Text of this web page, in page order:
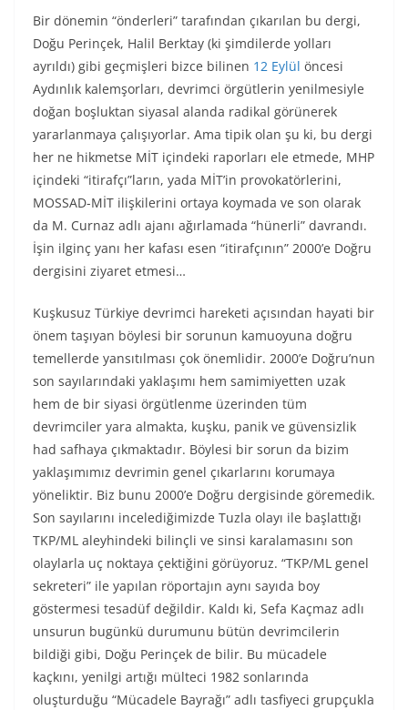
Bir dönemin “önderleri” tarafından çıkarılan bu dergi,
Doğu Perinçek, Halil Berktay (ki şimdilerde yolları
ayrıldı) gibi geçmişleri bizce bilinen 12 Eylül öncesi
Aydınlık kalemşorları, devrimci örgütlerin yenilmesiyle
doğan boşluktan siyasal alanda radikal görünerek
yararlanmaya çalışıyorlar. Ama tipik olan şu ki, bu dergi
her ne hikmetse MİT içindeki raporları ele etmede, MHP
içindeki “itirafçı”ların, yada MİT’in provokatörlerini,
MOSSAD-MİT ilişkilerini ortaya koymada ve son olarak
da M. Curnaz adlı ajanı ağırlamada “hünerli” davrandı.
İşin ilginç yanı her kafası esen “itirafçının” 2000’e Doğru
dergisini ziyaret etmesi…
Kuşkusuz Türkiye devrimci hareketi açısından hayati bir
önem taşıyan böylesi bir sorunun kamuoyuna doğru
temellerde yansıtılması çok önemlidir. 2000’e Doğru’nun
son sayılarındaki yaklaşımı hem samimiyetten uzak
hem de bir siyasi örgütlenme üzerinden tüm
devrimciler yara almakta, kuşku, panik ve güvensizlik
had safhaya çıkmaktadır. Böylesi bir sorun da bizim
yaklaşımımız devrimin genel çıkarlarını korumaya
yöneliktir. Biz bunu 2000’e Doğru dergisinde göremedik.
Son sayılarını incelediğimizde Tuzla olayı ile başlattığı
TKP/ML aleyhindeki bilinçli ve sinsi karalamasını son
olaylarla uç noktaya çektiğini görüyoruz. “TKP/ML genel
sekreteri” ile yapılan röportajın aynı sayıda boy
göstermesi tesadüf değildir. Kaldı ki, Sefa Kaçmaz adlı
unsurun bugünkü durumunu bütün devrimcilerin
bildiği gibi, Doğu Perinçek de bilir. Bu mücadele
kaçkını, yenilgi artığı mülteci 1982 sonlarında
oluşturduğu “Mücadele Bayrağı” adlı tasfiyeci grupçukla